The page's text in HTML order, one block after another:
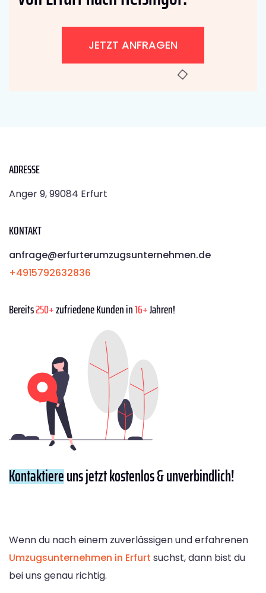
JETZT ANFRAGEN
ADRESSE
Anger 9, 99084 Erfurt
KONTAKT
anfrage@erfurterumzugsunternehmen.de
+4915792632836
Bereits250+zufriedene Kunden in16+Jahren!
Kontaktiereuns jetzt kostenlos & unverbindlich!
Wenn du nach einem zuverlässigen und erfahrenen
Umzugsunternehmen in Erfurt suchst, dann bist du
bei uns genau richtig.